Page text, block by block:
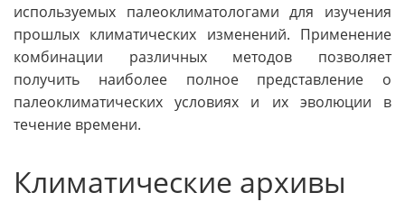
используемых палеоклиматологами для изучения
прошлых климатических изменений. Применение
комбинации различных методов позволяет
получить наиболее полное представление о
палеоклиматических условиях и их эволюции в
течение времени.
Климатические архивы